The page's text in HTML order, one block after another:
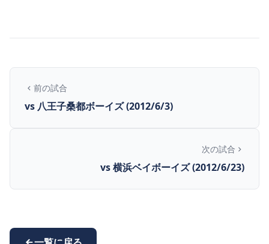
前の試合
vs 八王子桑都ボーイズ (2012/6/3)
次の試合
vs 横浜ベイボーイズ (2012/6/23)